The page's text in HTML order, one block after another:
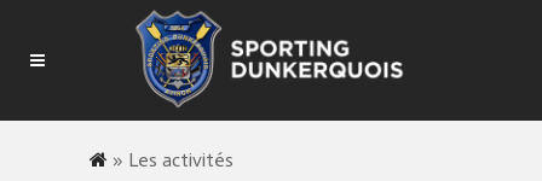
» Les activités